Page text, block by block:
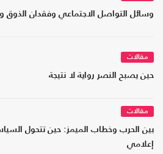
وسائل التواصل الاجتماعي وفقدان الذوق
مقالات
حين يصبح النصر رواية لا نتيجة
مقالات
بين الحرب وخطاب الميمز: حين تتحول
إعلامي